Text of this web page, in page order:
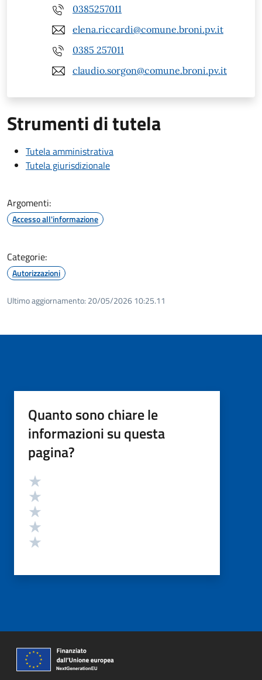
0385257011
elena.riccardi@comune.broni.pv.it
0385 257011
claudio.sorgon@comune.broni.pv.it
Strumenti di tutela
Tutela amministrativa
Tutela giurisdizionale
Argomenti:
Accesso all'informazione
Categorie:
Autorizzazioni
Ultimo aggiornamento: 20/05/2026 10:25.11
Quanto sono chiare le
informazioni su questa
pagina?
Valutazione